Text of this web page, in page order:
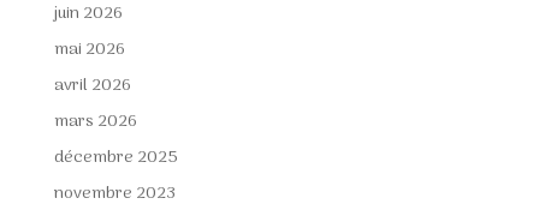
juin 2026
mai 2026
avril 2026
mars 2026
décembre 2025
novembre 2023